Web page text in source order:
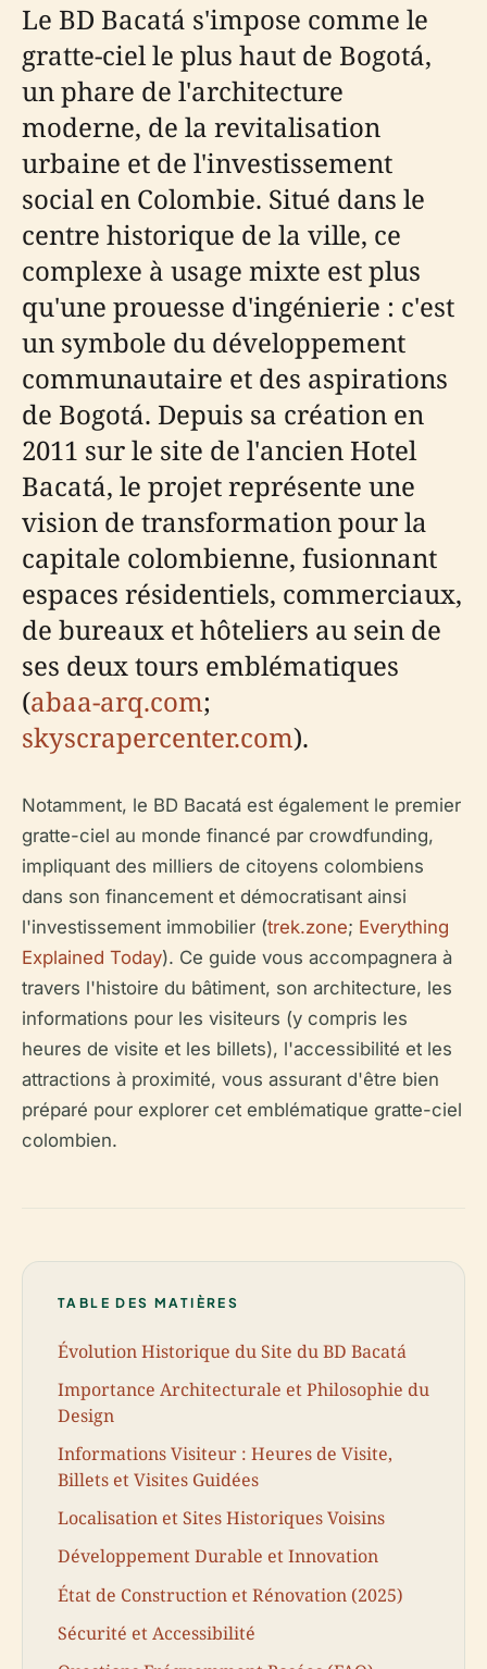
Le BD Bacatá s'impose comme le
gratte-ciel le plus haut de Bogotá,
un phare de l'architecture
moderne, de la revitalisation
urbaine et de l'investissement
social en Colombie. Situé dans le
centre historique de la ville, ce
complexe à usage mixte est plus
qu'une prouesse d'ingénierie : c'est
un symbole du développement
communautaire et des aspirations
de Bogotá. Depuis sa création en
2011 sur le site de l'ancien Hotel
Bacatá, le projet représente une
vision de transformation pour la
capitale colombienne, fusionnant
espaces résidentiels, commerciaux,
de bureaux et hôteliers au sein de
ses deux tours emblématiques
(abaa-arq.com;
skyscrapercenter.com).
Notamment, le BD Bacatá est également le premier
gratte-ciel au monde financé par crowdfunding,
impliquant des milliers de citoyens colombiens
dans son financement et démocratisant ainsi
l'investissement immobilier (trek.zone; Everything
Explained Today). Ce guide vous accompagnera à
travers l'histoire du bâtiment, son architecture, les
informations pour les visiteurs (y compris les
heures de visite et les billets), l'accessibilité et les
attractions à proximité, vous assurant d'être bien
préparé pour explorer cet emblématique gratte-ciel
colombien.
TABLE DES MATIÈRES
Évolution Historique du Site du BD Bacatá
Importance Architecturale et Philosophie du
Design
Informations Visiteur : Heures de Visite,
Billets et Visites Guidées
Localisation et Sites Historiques Voisins
Développement Durable et Innovation
État de Construction et Rénovation (2025)
Sécurité et Accessibilité